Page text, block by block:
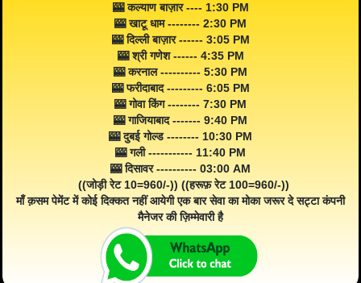
🎰 कल्याण बाज़ार ---- 1:30 PM
🎰 खाटू धाम -------- 2:30 PM
🎰 दिल्ली बाज़ार ------ 3:05 PM
🎰 श्री गणेश ------ 4:35 PM
🎰 करनाल ---------- 5:30 PM
🎰 फरीदाबाद --------- 6:05 PM
🎰 गोवा किंग -------- 7:30 PM
🎰 गाजियाबाद ------- 9:40 PM
🎰 दुबई गोल्ड -------- 10:30 PM
🎰 गली ----------- 11:40 PM
🎰 दिसावर ---------- 03:00 AM
((जोड़ी रेट 10=960/-)) ((हरूफ़ रेट 100=960/-))
माँ क़सम पेमेंट में कोई दिक्कत नहीं आयेगी एक बार सेवा का मोका जरूर दे सट्टा कंपनी
मैनेजर की ज़िम्मेवारी है